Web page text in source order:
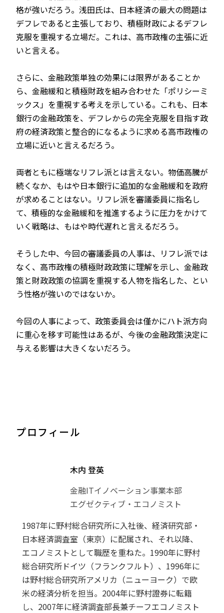
格が強いだろう。浅田氏は、日本経済の最大の問題は
デフレであると主張しており、積極財政によるデフレ
克服を重視する立場だ。これは、高市政権の主張に近
いと言える。
さらに、金融政策単独の効果には限界があることか
ら、金融緩和と積極財政を組み合わせた「ポリシーミ
ックス」を重視する考えを示している。これも、日本
銀行の金融政策を、デフレからの完全克服を目指す政
府の経済政策と整合的になるように求める高市政権の
立場に近いと言えるだろう。
両者ともに極端なリフレ派とは言えない。物価高騰が
続くなか、もはや日本銀行に追加的な金融緩和を政府
が求めることはない。リフレ派を審議委員に指名し
て、積極的な金融緩和を推進するように圧力をかけて
いく戦略は、もはや時代遅れと言えるだろう。
そうした中、今回の審議委員の人事は、リフレ派では
なく、高市政権の積極財政政策に理解を示し、金融政
策と財政政策の協調を重視する人物を指名した、とい
う性格が強いのではないか。
今回の人事によって、政策委員会は僅かにハト派方向
に重心を移す可能性はあるが、今後の金融政策決定に
与える影響は大きくないだろう。
プロフィール
木内 登英
金融ITイノベーション事業本部
エグゼクティブ・エコノミスト
1987年に野村総合研究所に入社後、経済研究部・
日本経済調査室（東京）に配属され、それ以降、
エコノミストとして職歴を重ねた。1990年に野村
総合研究所ドイツ（フランクフルト）、1996年に
は野村総合研究所アメリカ（ニューヨーク）で欧
米の経済分析を担当。2004年に野村證券に転籍
し、2007年に経済調査部長兼チーフエコノミスト